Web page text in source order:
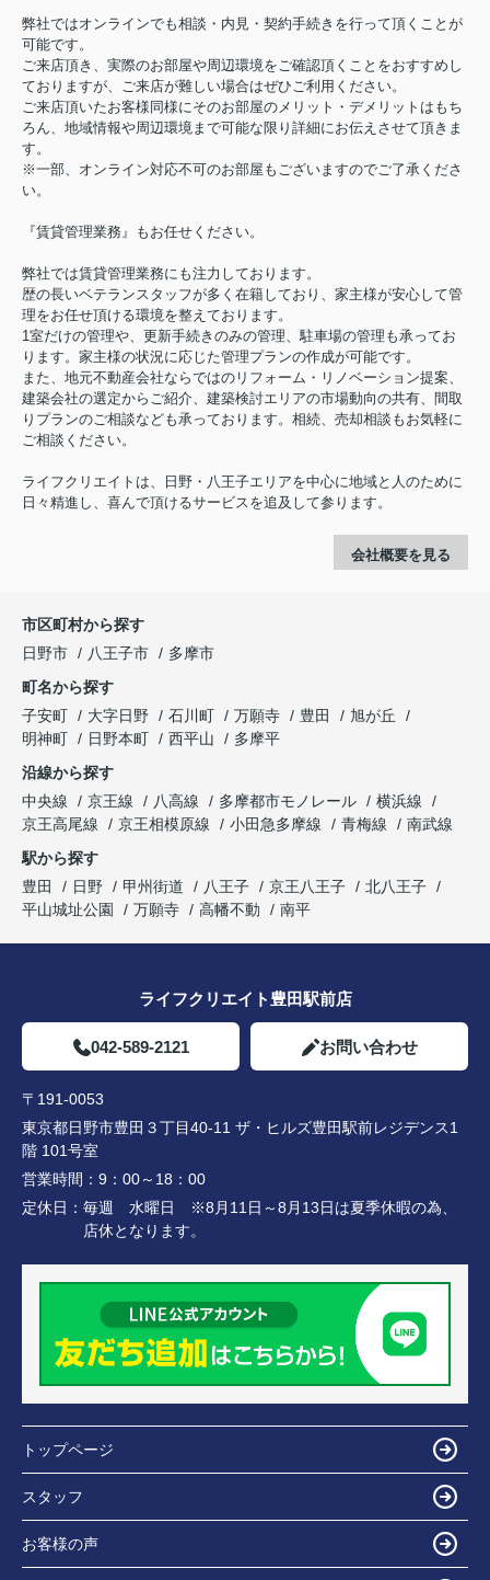
弊社ではオンラインでも相談・内見・契約手続きを行って頂くことが
可能です。
ご来店頂き、実際のお部屋や周辺環境をご確認頂くことをおすすめし
ておりますが、ご来店が難しい場合はぜひご利用ください。
ご来店頂いたお客様同様にそのお部屋のメリット・デメリットはもち
ろん、地域情報や周辺環境まで可能な限り詳細にお伝えさせて頂きま
す。
※一部、オンライン対応不可のお部屋もございますのでご了承くださ
い。
『賃貸管理業務』もお任せください。
弊社では賃貸管理業務にも注力しております。
歴の長いベテランスタッフが多く在籍しており、家主様が安心して管
理をお任せ頂ける環境を整えております。
1室だけの管理や、更新手続きのみの管理、駐車場の管理も承ってお
ります。家主様の状況に応じた管理プランの作成が可能です。
また、地元不動産会社ならではのリフォーム・リノベーション提案、
建築会社の選定からご紹介、建築検討エリアの市場動向の共有、間取
りプランのご相談なども承っております。相続、売却相談もお気軽に
ご相談ください。
ライフクリエイトは、日野・八王子エリアを中心に地域と人のために
日々精進し、喜んで頂けるサービスを追及して参ります。
会社概要を見る
市区町村から探す
日野市
八王子市
多摩市
町名から探す
子安町
大字日野 石川町 万願寺 豊田
旭が丘
明神町
日野本町 西平山
多摩平
沿線から探す
中央線
京王線 八高線 多摩都市モノレール
横浜線
京王高尾線
京王相模原線 小田急多摩線 青梅線
南武線
駅から探す
豊田
日野 甲州街道 八王子 京王八王子
北八王子
平山城址公園
万願寺 高幡不動 南平
ライフクリエイト豊田駅前店
042-589-2121 お問い合わせ
〒191-0053
東京都日野市豊田３丁目40-11 ザ・ヒルズ豊田駅前レジデンス1
階 101号室
営業時間： 9：00～18：00
定休日： 毎週 水曜日 ※8月11日～8月13日は夏季休暇の為、
店休となります。
トップページ
スタッフ
お客様の声